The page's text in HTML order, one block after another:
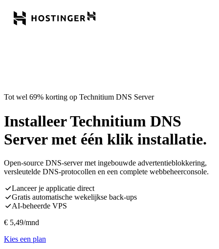
Tot wel 69% korting op Technitium DNS Server
Installeer Technitium DNS
Server met één klik installatie.
Open-source DNS-server met ingebouwde advertentieblokkering,
versleutelde DNS-protocollen en een complete webbeheerconsole.
Lanceer je applicatie direct
Gratis automatische wekelijkse back-ups
AI-beheerde VPS
€ 5,49/mnd
Kies een plan